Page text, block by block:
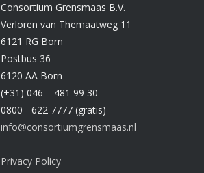
Consortium Grensmaas B.V.
Verloren van Themaatweg 11
6121 RG Born
Postbus 36
6120 AA Born
(+31) 046 – 481 99 30
0800 - 622 7777 (gratis)
info@consortiumgrensmaas.nl
Privacy Policy